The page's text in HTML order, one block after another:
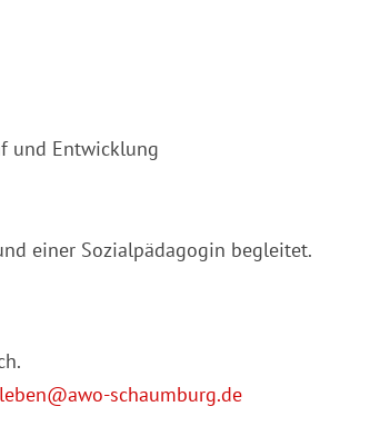
und Entwicklung
einer Sozialpädagogin begleitet.
schaumburg.de